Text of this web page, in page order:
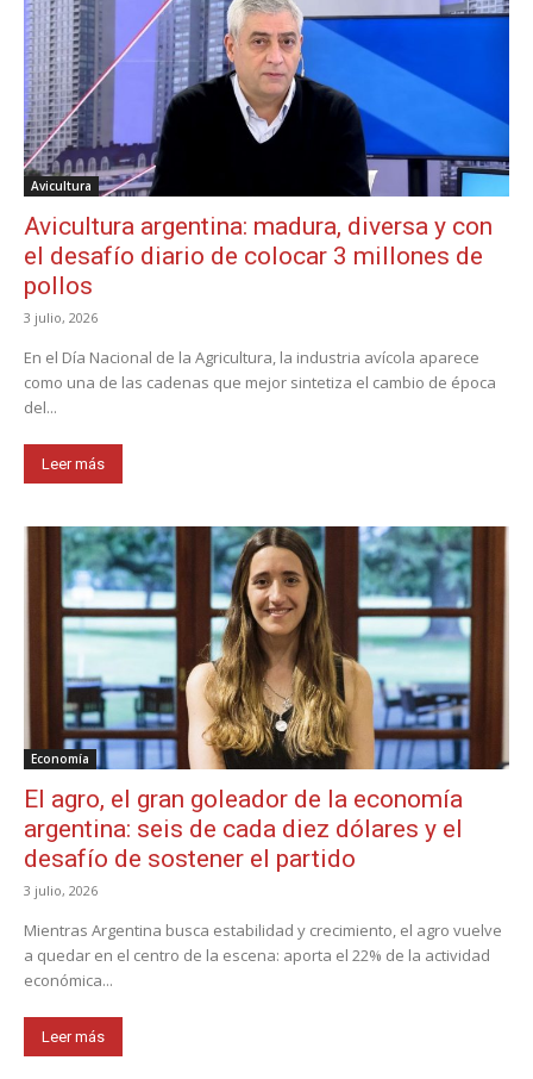
Avicultura
Avicultura argentina: madura, diversa y con
el desafío diario de colocar 3 millones de
pollos
3 julio, 2026
En el Día Nacional de la Agricultura, la industria avícola aparece
como una de las cadenas que mejor sintetiza el cambio de época
del...
Leer más
Economía
El agro, el gran goleador de la economía
argentina: seis de cada diez dólares y el
desafío de sostener el partido
3 julio, 2026
Mientras Argentina busca estabilidad y crecimiento, el agro vuelve
a quedar en el centro de la escena: aporta el 22% de la actividad
económica...
Leer más